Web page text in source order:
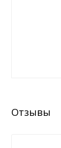
Отзывы